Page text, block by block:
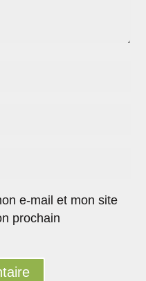
e-mail et mon site
prochain